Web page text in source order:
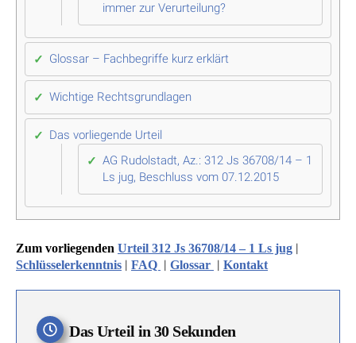
immer zur Verurteilung?
Glossar – Fachbegriffe kurz erklärt
Wichtige Rechtsgrundlagen
Das vorliegende Urteil
AG Rudolstadt, Az.: 312 Js 36708/14 – 1
Ls jug, Beschluss vom 07.12.2015
Zum vorliegenden Urteil 312 Js 36708/14 – 1 Ls jug |
Schlüsselerkenntnis | FAQ | Glossar | Kontakt
Das Urteil in 30 Sekunden